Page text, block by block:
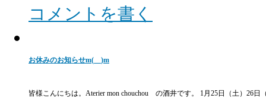
コメントを書く
お休みのお知らせm(__)m
皆様こんにちは。Aterier mon chouchou の酒井です。 1月25日（土）26